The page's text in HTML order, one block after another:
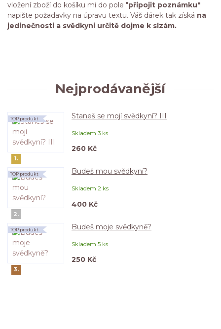
vložení zboží do košíku mi do pole "připojit poznámku"
napište požadavky na úpravu textu. Váš dárek tak získá na
jedinečnosti a svědkyni určitě dojme k slzám.
Nejprodávanější
1.
Staneš se mojí svědkyní? III
Skladem 3 ks
TOP produkt
260 Kč
2.
Budeš mou svědkyní?
Skladem 2 ks
TOP produkt
400 Kč
3.
Budeš moje svědkyně?
Skladem 5 ks
TOP produkt
250 Kč